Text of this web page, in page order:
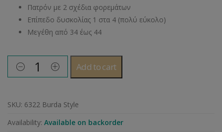
Πατρόν με 2 σχέδια φορεμάτων
Επίπεδο δυσκολίας 1 στα 4 (πολύ εύκολο)
Μεγέθη από 34 έως 44
Add to cart
SKU: 6322 Burda Style
Availability: Available on backorder